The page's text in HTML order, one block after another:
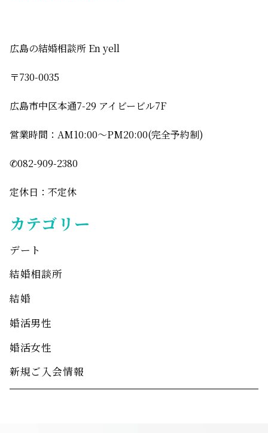
広島の結婚相談所 En yell
〒730-0035
広島市中区本通7-29 アイビービル7F
営業時間：AM10:00〜PM20:00(完全予約制)
✆082-909-2380
定休日：不定休
カテゴリー
デート
結婚相談所
結婚
婚活男性
婚活女性
新規ご入会情報